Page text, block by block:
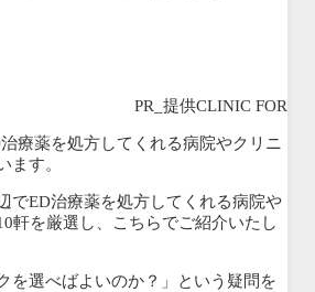
PR_提供CLINIC FOR
療薬を処方してくれる病院やクリニ
ます。
でED治療薬を処方してくれる病院や
軒を厳選し、こちらでご紹介いたし
を選べばよいのか？」という疑問を